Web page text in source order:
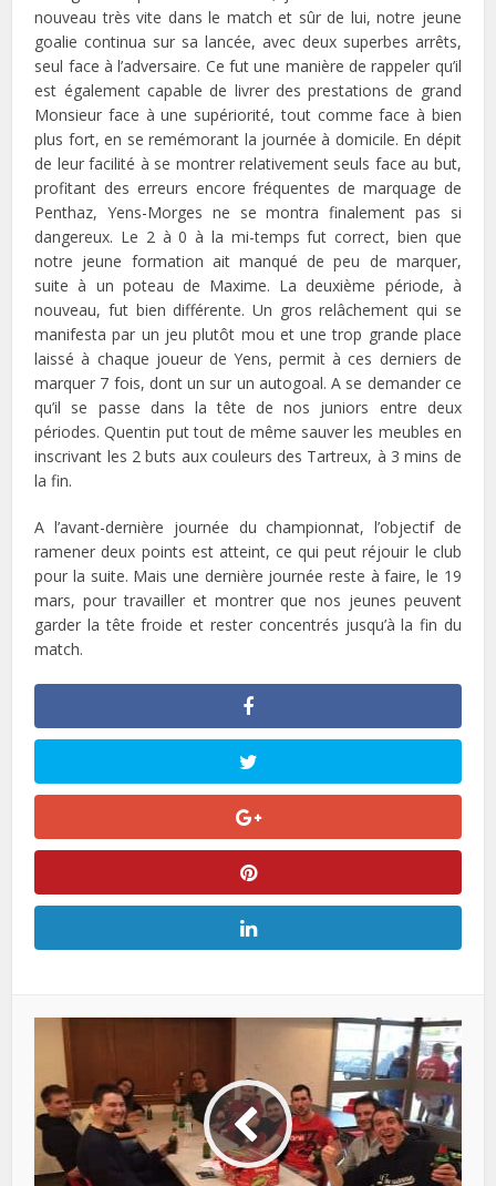
nouveau très vite dans le match et sûr de lui, notre jeune
goalie continua sur sa lancée, avec deux superbes arrêts,
seul face à l’adversaire. Ce fut une manière de rappeler qu’il
est également capable de livrer des prestations de grand
Monsieur face à une supériorité, tout comme face à bien
plus fort, en se remémorant la journée à domicile. En dépit
de leur facilité à se montrer relativement seuls face au but,
profitant des erreurs encore fréquentes de marquage de
Penthaz, Yens-Morges ne se montra finalement pas si
dangereux. Le 2 à 0 à la mi-temps fut correct, bien que
notre jeune formation ait manqué de peu de marquer,
suite à un poteau de Maxime. La deuxième période, à
nouveau, fut bien différente. Un gros relâchement qui se
manifesta par un jeu plutôt mou et une trop grande place
laissé à chaque joueur de Yens, permit à ces derniers de
marquer 7 fois, dont un sur un autogoal. A se demander ce
qu’il se passe dans la tête de nos juniors entre deux
périodes. Quentin put tout de même sauver les meubles en
inscrivant les 2 buts aux couleurs des Tartreux, à 3 mins de
la fin.
A l’avant-dernière journée du championnat, l’objectif de
ramener deux points est atteint, ce qui peut réjouir le club
pour la suite. Mais une dernière journée reste à faire, le 19
mars, pour travailler et montrer que nos jeunes peuvent
garder la tête froide et rester concentrés jusqu’à la fin du
match.